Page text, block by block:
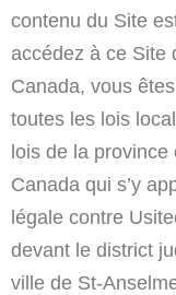
contenu du Site
accédez à ce Site
Canada, vous
toutes les lois
lois de la province
Canada qui s’y
légale contre
devant le district
ville de St-